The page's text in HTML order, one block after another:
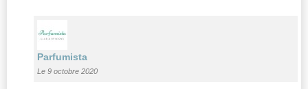
Parfumista
Le 9 octobre 2020